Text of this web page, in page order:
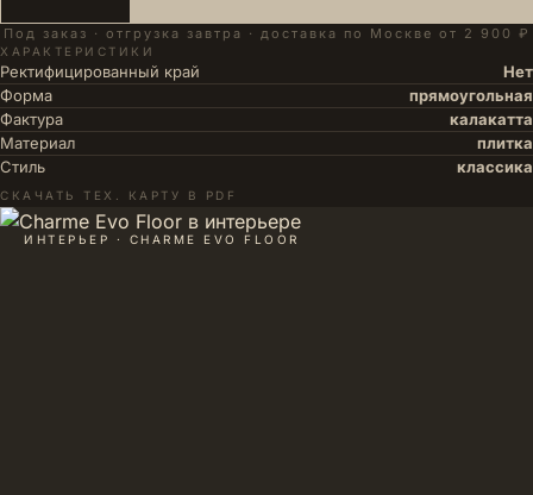
Под заказ · отгрузка завтра · доставка по Москве от 2 900 ₽
ХАРАКТЕРИСТИКИ
Ректифицированный край
Нет
Форма
прямоугольная
Фактура
калакатта
Материал
плитка
Стиль
классика
СКАЧАТЬ ТЕХ. КАРТУ В PDF
ИНТЕРЬЕР · CHARME EVO FLOOR